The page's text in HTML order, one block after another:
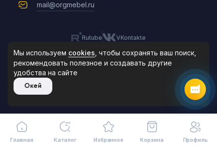
Главная Каталог Избранное Корзина Профиль
mail@orgmebel.ru
Rutube VKontakte
Продажа офисной мебели.
Все права защищены.
8 (495) 183-47-87
По будням с 09:30 до 18:30
Мы используем cookies , чтобы сохранять ваш поиск,
рекомендовать полезное и создавать другие
удобства на сайте
Окей